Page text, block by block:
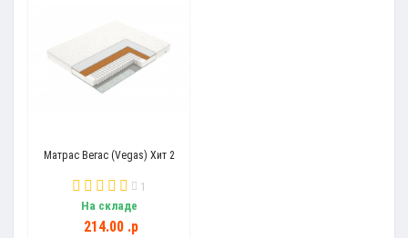
Матрас Вегас (Vegas) Хит 2
1
На складе
214.00 .p